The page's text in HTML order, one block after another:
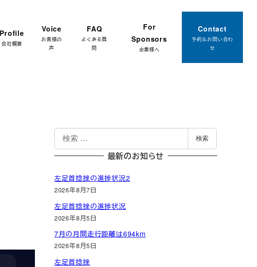
Profile
会社概要
Voice
お客様の
声
FAQ
よくある質
問
For
Sponsors
企業様へ
Contact
予約＆お問い合わ
せ
検
索
検索
最新のお知らせ
左足首捻挫の進捗状況2
2026年8月7日
左足首捻挫の進捗状況
2026年8月5日
7月の月間走行距離は694km
2026年8月5日
左足首捻挫